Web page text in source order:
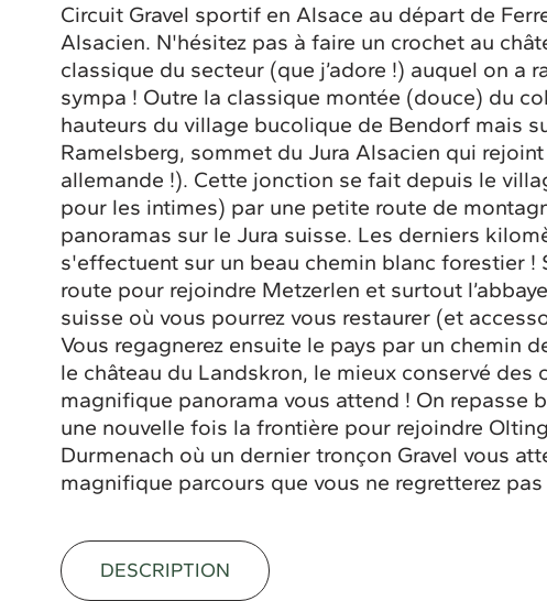
Circuit Gravel sportif en Alsace au départ de
Alsacien. N'hésitez pas à faire un crochet au
classique du secteur (que j’adore !) auquel on a
sympa ! Outre la classique montée (douce) du
hauteurs du village bucolique de Bendorf mais
Ramelsberg, sommet du Jura Alsacien qui
allemande !). Cette jonction se fait depuis le
pour les intimes) par une petite route de
panoramas sur le Jura suisse. Les derniers
s'effectuent sur un beau chemin blanc forestier !
route pour rejoindre Metzerlen et surtout
suisse où vous pourrez vous restaurer (et
Vous regagnerez ensuite le pays par un chemin
le château du Landskron, le mieux conservé des
magnifique panorama vous attend ! On repasse
une nouvelle fois la frontière pour rejoindre
Durmenach où un dernier tronçon Gravel vous
magnifique parcours que vous ne regretterez
DESCRIPTION